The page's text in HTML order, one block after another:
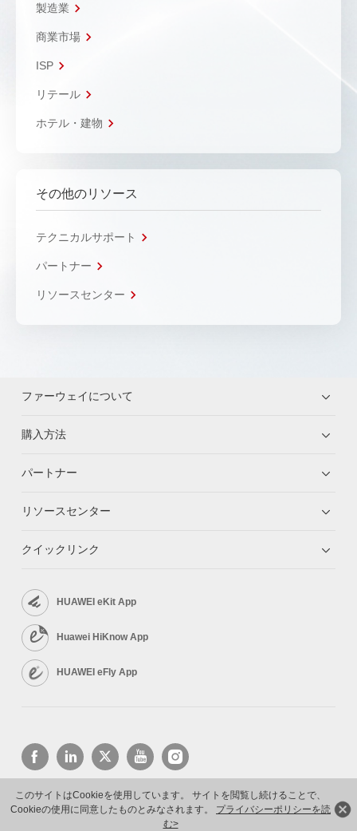
このサイトはCookieを使用しています。 サイトを閲覧し続けることで、
Cookieの使用に同意したものとみなされます。 プライバシーポリシーを読
む>
製造業
商業市場
ISP
リテール
ホテル・建物
その他のリソース
テクニカルサポート
パートナー
リソースセンター
ファーウェイについて
購入方法
パートナー
リソースセンター
クイックリンク
HUAWEI eKit App
Huawei HiKnow App
HUAWEI eFly App
Copyright © 2026 Huawei Technologies Co., Ltd. All rights reserved.
プライバシーポリシー